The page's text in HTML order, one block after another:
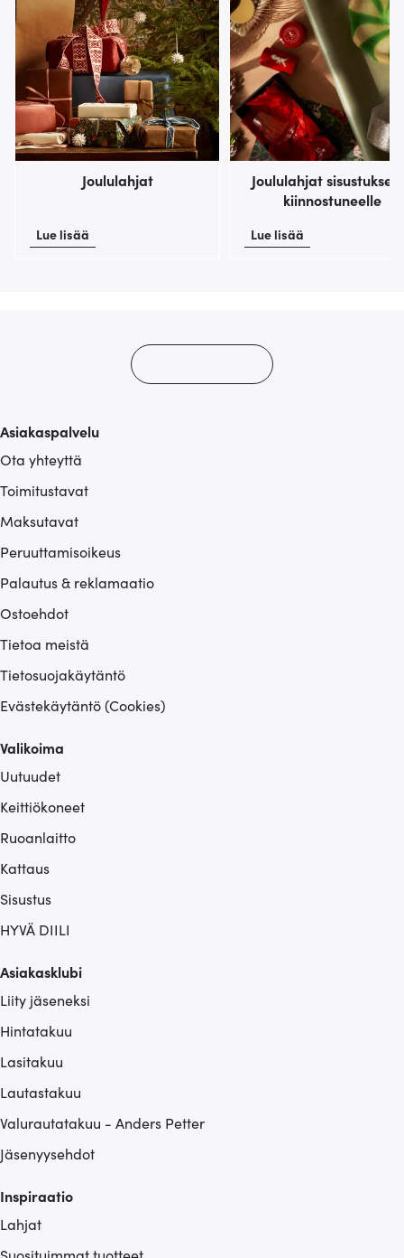
Joululahjat
Lue lisää
Joululahjat
kiinnostuneelle
Lue lisää
Asiakaspalvelu
Ota yhteyttä
Toimitustavat
Maksutavat
Peruuttamisoikeus
Palautus & reklamaatio
Ostoehdot
Tietoa meistä
Tietosuojakäytäntö
Evästekäytäntö (Cookies)
Valikoima
Uutuudet
Keittiökoneet
Ruoanlaitto
Kattaus
Sisustus
HYVÄ DIILI
Asiakasklubi
Liity jäseneksi
Hintatakuu
Lasitakuu
Lautastakuu
Valurautatakuu - Anders Petter
Jäsenyysehdot
Inspiraatio
Lahjat